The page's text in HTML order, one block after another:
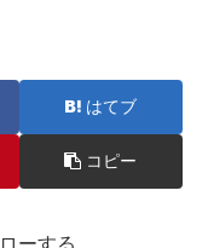
はてブ
コピー
ーする